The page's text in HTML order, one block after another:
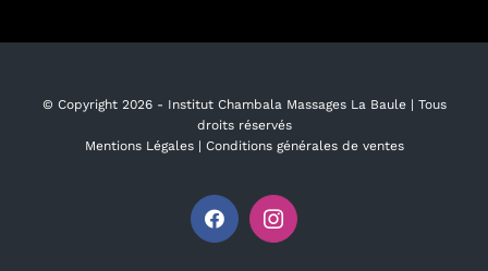
© Copyright 2026 - Institut Chambala Massages La Baule| Tous
droits réservés
Mentions Légales| Conditions générales de ventes
FacebookInstagram